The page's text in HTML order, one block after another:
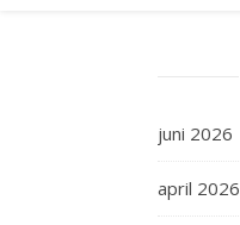
juni 2026
april 2026